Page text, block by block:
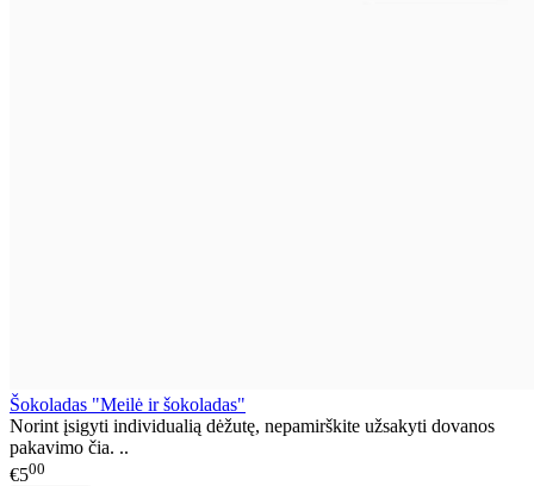
Šokoladas "Meilė ir šokoladas"
Norint įsigyti individualią dėžutę, nepamirškite užsakyti dovanos
pakavimo čia. ..
€500